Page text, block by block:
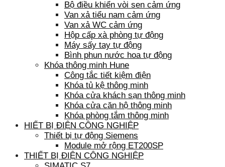
Bộ điều khiển vòi sen cảm ứng
Van xả tiểu nam cảm ứng
Van xả WC cảm ứng
Hộp cấp xà phòng tự động
Máy sấy tay tự động
Bình phun nước hoa tự động
Khóa thông minh Hune
Công tắc tiết kiệm điện
Khóa tủ kệ thông minh
Khóa cửa khách sạn thông minh
Khóa cửa căn hộ thông minh
Khóa phòng tắm thông minh
HIẾT BỊ ĐIỆN CÔNG NGHIỆP
Thiết bị tự động Siemens
Module mở rộng ET200SP
THIẾT BỊ ĐIỆN CÔNG NGHIỆP